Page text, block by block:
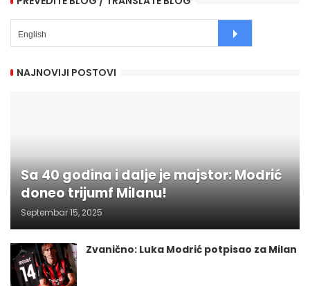
NAJNOVIJI POSTOVI
Sa 40 godina i dalje je majstor: Modrić
doneo trijumf Milanu!
Septembar 15, 2025
Zvanično: Luka Modrić potpisao za Milan